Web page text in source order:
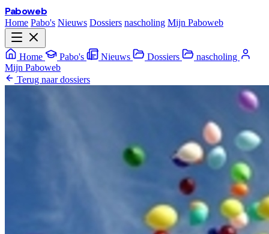
Paboweb
Home Pabo's Nieuws Dossiers nascholing Mijn Paboweb
Home Pabo's Nieuws Dossiers
nascholing
Mijn Paboweb
Terug naar dossiers